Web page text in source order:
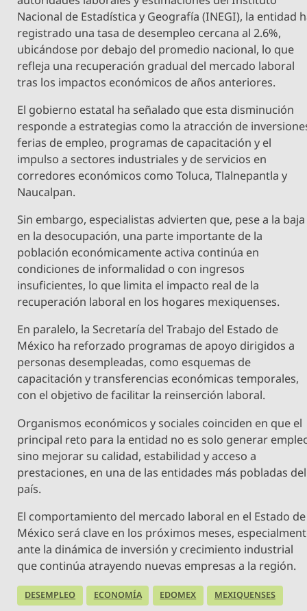
Nacional de Estadística y Geografía (INEGI), la entidad
registrado una tasa de desempleo cercana al 2.6%,
ubicándose por debajo del promedio nacional, lo que
refleja una recuperación gradual del mercado laboral
tras los impactos económicos de años anteriores.
El gobierno estatal ha señalado que esta disminución
responde a estrategias como la atracción de
ferias de empleo, programas de capacitación y el
impulso a sectores industriales y de servicios en
corredores económicos como Toluca, Tlalnepantla y
Naucalpan.
Sin embargo, especialistas advierten que, pese a la baja
en la desocupación, una parte importante de la
población económicamente activa continúa en
condiciones de informalidad o con ingresos
insuficientes, lo que limita el impacto real de la
recuperación laboral en los hogares mexiquenses.
En paralelo, la Secretaría del Trabajo del Estado de
México ha reforzado programas de apoyo dirigidos a
personas desempleadas, como esquemas de
capacitación y transferencias económicas temporales,
con el objetivo de facilitar la reinserción laboral.
Organismos económicos y sociales coinciden en que el
principal reto para la entidad no es solo generar
sino mejorar su calidad, estabilidad y acceso a
prestaciones, en una de las entidades más pobladas del
país.
El comportamiento del mercado laboral en el Estado de
México será clave en los próximos meses,
ante la dinámica de inversión y crecimiento industrial
que continúa atrayendo nuevas empresas a la región.
DESEMPLEO ECONOMÍA EDOMEX MEXIQUENSES